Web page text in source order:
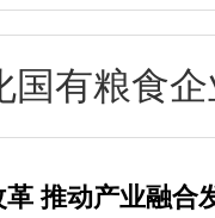
有粮食
推动产业融合